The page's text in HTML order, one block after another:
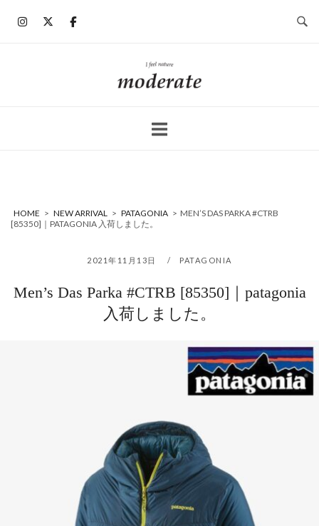
ホ
ー
HOME > NEW ARRIVAL > PATAGONIA > MEN’S DAS PARKA #CTRB
[85350]｜PATAGONIA 入荷しました。
2021年11月13日 PATAGONIA
Men’s Das Parka #CTRB [85350]｜patagonia
入荷しました。